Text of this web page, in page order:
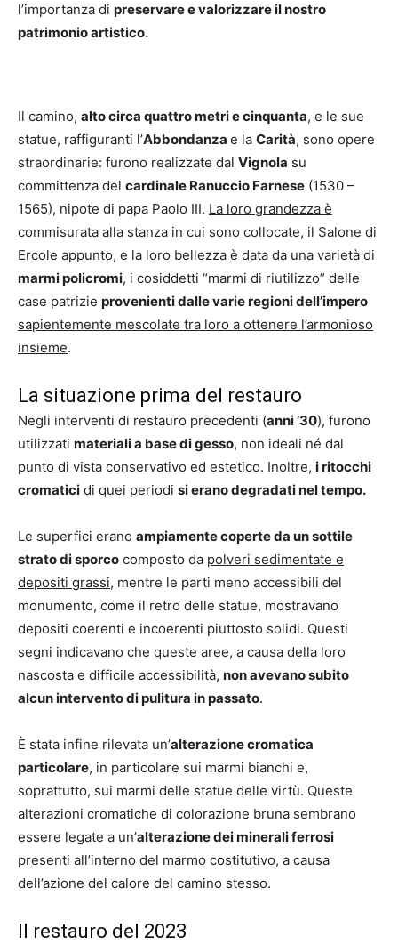
l’importanza di preservare e valorizzare il nostro
patrimonio artistico.
Il camino, alto circa quattro metri e cinquanta, e le sue
statue, raffiguranti l’Abbondanza e la Carità, sono opere
straordinarie: furono realizzate dal Vignola su
committenza del cardinale Ranuccio Farnese (1530 –
1565), nipote di papa Paolo III. La loro grandezza è
commisurata alla stanza in cui sono collocate, il Salone di
Ercole appunto, e la loro bellezza è data da una varietà di
marmi policromi, i cosiddetti “marmi di riutilizzo” delle
case patrizie provenienti dalle varie regioni dell’impero
sapientemente mescolate tra loro a ottenere l’armonioso
insieme.
La situazione prima del restauro
Negli interventi di restauro precedenti (anni ’30), furono
utilizzati materiali a base di gesso, non ideali né dal
punto di vista conservativo ed estetico. Inoltre, i ritocchi
cromatici di quei periodi si erano degradati nel tempo.
Le superfici erano ampiamente coperte da un sottile
strato di sporco composto da polveri sedimentate e
depositi grassi, mentre le parti meno accessibili del
monumento, come il retro delle statue, mostravano
depositi coerenti e incoerenti piuttosto solidi. Questi
segni indicavano che queste aree, a causa della loro
nascosta e difficile accessibilità, non avevano subito
alcun intervento di pulitura in passato.
È stata infine rilevata un’alterazione cromatica
particolare, in particolare sui marmi bianchi e,
soprattutto, sui marmi delle statue delle virtù. Queste
alterazioni cromatiche di colorazione bruna sembrano
essere legate a un’alterazione dei minerali ferrosi
presenti all’interno del marmo costitutivo, a causa
dell’azione del calore del camino stesso.
Il restauro del 2023